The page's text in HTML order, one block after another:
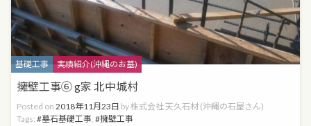
Categories
基礎工事 実績紹介(沖縄のお墓)
擁壁工事⑥ g家 北中城村
Posted on 2018年11月23日 by株式会社 天久石材 (沖縄の石屋さん)
Tags:
墓石基礎工事, 擁壁工事